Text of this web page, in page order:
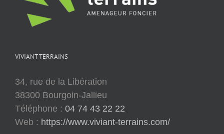
VIVIANT TERRAINS
34, rue de la Libération
38300 Bourgoin-Jallieu
Téléphone : 04 74 43 22 22
Web : https://www.viviant-terrains.com/